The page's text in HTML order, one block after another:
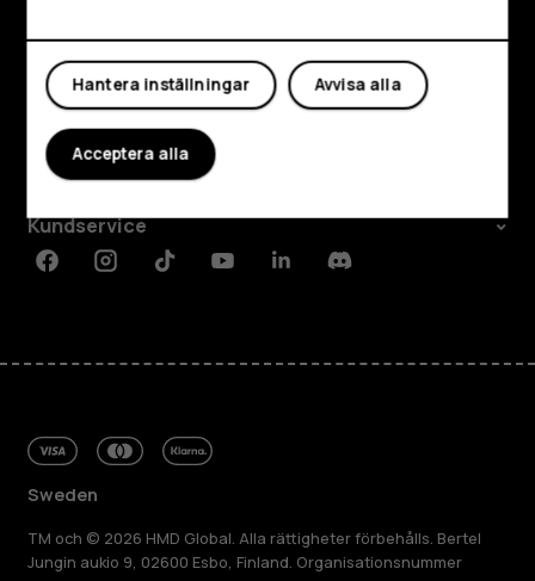
Utforska
Om
Planet and people
Kundservice
FacebookInstagramTiktokYoutubeLinkedinDiscord
Sweden
TM och © 2026 HMD Global. Alla rättigheter förbehålls. Bertel
Jungin aukio 9, 02600 Esbo, Finland. Organisationsnummer
Avvisa alla
Hantera inställningar
Acceptera alla